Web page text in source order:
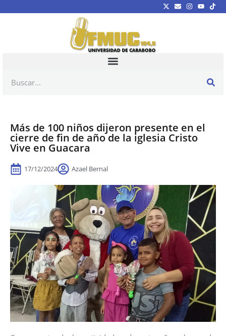
Más de 100 niños dijeron presente en el
cierre de fin de año de la iglesia Cristo
Vive en Guacara
17/12/2024 Azael Bernal